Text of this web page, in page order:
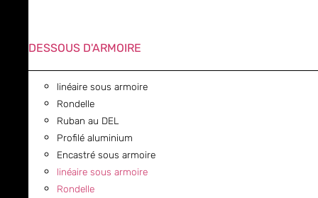
DESSOUS D'ARMOIRE
linéaire sous armoire
Rondelle
Ruban au DEL
Profilé aluminium
Encastré sous armoire
linéaire sous armoire
Rondelle